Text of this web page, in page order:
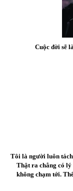
Cuộc đời sẽ
Tôi là người luôn
Thật ra chẳng có lý
không chạm tới.